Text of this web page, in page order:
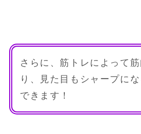
さらに、筋トレによって
り、見た目もシャープに
できます！